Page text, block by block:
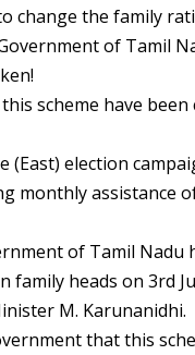
change the family
of Tamil
scheme have been
election
monthly assistance
of Tamil Nadu
family heads on 3rd
M. Karunanidhi.
that this